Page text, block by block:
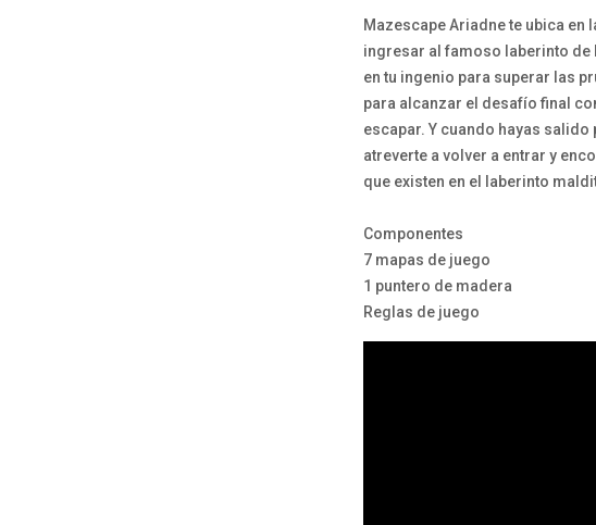
Mazescape Ariadne te ubica en
ingresar al famoso laberinto de
en tu ingenio para superar las
para alcanzar el desafío final
escapar. Y cuando hayas
atreverte a volver a entrar y
que existen en el laberinto
Componentes
7 mapas de juego
1 puntero de madera
Reglas de juego